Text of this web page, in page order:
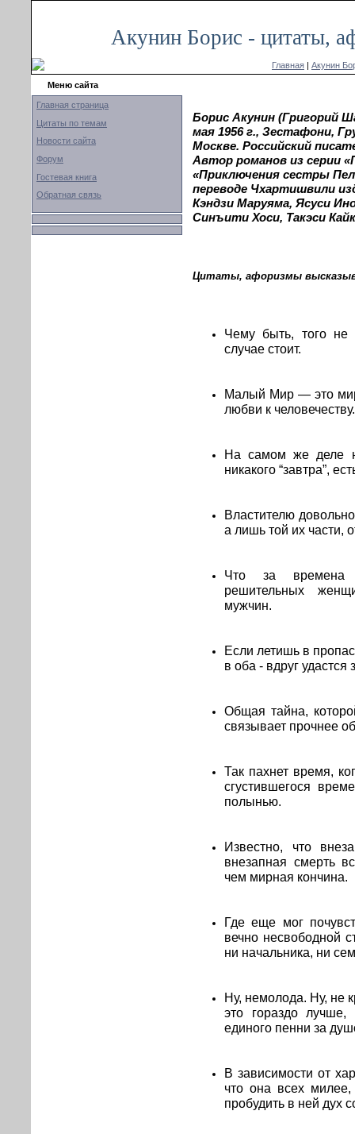
Акунин Борис - цитаты,
Главная | Акунин
Меню сайта
Главная страница
Цитаты по темам
Новости сайта
Форум
Гостевая книга
Обратная связь
Борис Акунин (Григорий
мая 1956 г., Зестафони,
Москве. Российский
Автор романов из серии
«Приключения сестры
переводе Чхартишвили
Кэндзи Маруяма, Ясуси
Синъити Хоси, Такэси
Цитаты, афоризмы
Чему быть, того не
случае стоит.
Малый Мир — это
любви к человечеству.
На самом же деле
никакого “завтра”,
Властителю
а лишь той их части,
Что за времена
решительных
мужчин.
Если летишь в
в оба - вдруг удастся
Общая тайна,
связывает прочнее
Так пахнет время,
сгустившегося
полынью.
Известно, что
внезапная смерть
чем мирная кончина.
Где еще мог
вечно несвободной
ни начальника, ни
Ну, немолода. Ну, не
это гораздо
единого пенни за
В зависимости от
что она всех
пробудить в ней дух